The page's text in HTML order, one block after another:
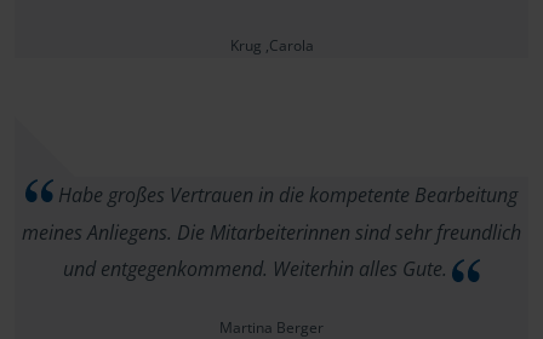
Krug ,Carola
Habe großes Vertrauen in die kompetente Bearbeitung
meines Anliegens. Die Mitarbeiterinnen sind sehr freundlich
und entgegenkommend. Weiterhin alles Gute.
Martina Berger